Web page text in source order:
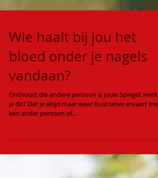
Wie haalt bij jou het
bloed onder je nagels
vandaan?
Onthoud: die andere persoon is jouw Spiegel.
een ander persoon of...